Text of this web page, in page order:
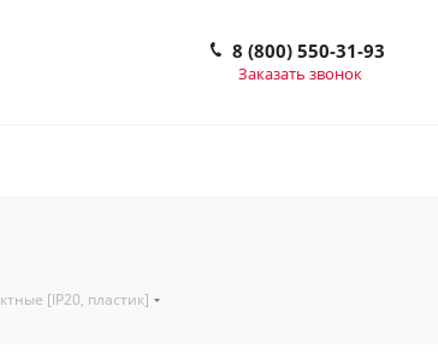
8 (800) 550-31-93
Заказать звонок
[IP20, пластик]